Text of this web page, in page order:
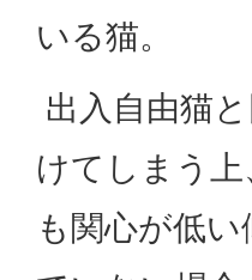
いる猫。
出入自由猫
けてしまう
も関心が低